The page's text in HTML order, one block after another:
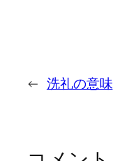
← 洗礼の意味